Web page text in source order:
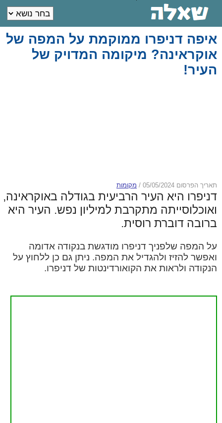
איפה דניפרו ממוקמת על המפה של
אוקראינה? מיקומה המדויק של
העיר!
תאריך הפרסום 05/05/2024 / מקומות
דניפרו היא העיר הרביעית בגודלה באוקראינה,
ואוכלוסייתה מתקרבת למיליון נפש. העיר היא
ברובה דוברת רוסית.
על המפה שלפניך דניפרו מודגשת בנקודה אדומה
ואפשר להזיז ולהגדיל את המפה. ניתן גם כן ללחוץ על
הנקודה ולראות את הקואורדינטות של דניפרו.